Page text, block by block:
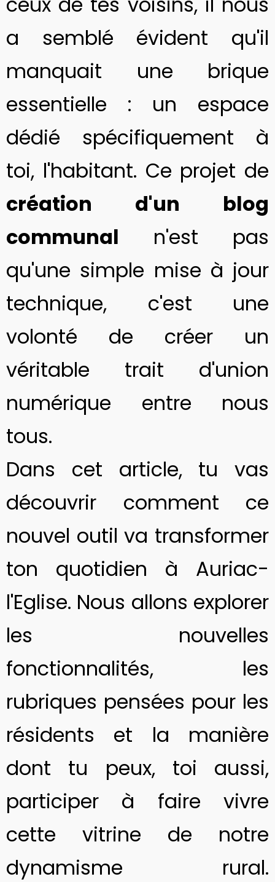
a semblé évident qu'il
manquait une brique
essentielle : un espace
dédié spécifiquement à
toi, l'habitant. Ce projet de
création d'un blog
communal n'est pas
qu'une simple mise à jour
technique, c'est une
volonté de créer un
véritable trait d'union
numérique entre nous
tous.
Dans cet article, tu vas
découvrir comment ce
nouvel outil va transformer
ton quotidien à Auriac-
l'Eglise. Nous allons explorer
les nouvelles
fonctionnalités, les
rubriques pensées pour les
résidents et la manière
dont tu peux, toi aussi,
participer à faire vivre
cette vitrine de notre
dynamisme rural.